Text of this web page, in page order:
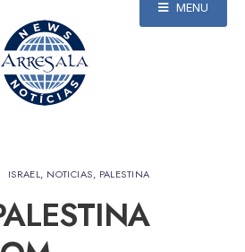
MENU
ISRAEL, NOTICIAS, PALESTINA